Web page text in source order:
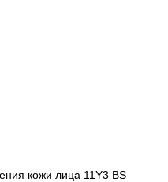
кожи лица 11Y3 BS